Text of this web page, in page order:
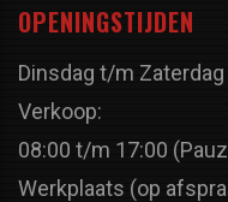
OPENINGSTIJDEN
Dinsdag t/m Zaterdag
Verkoop:
08:00 t/m 17:00
Werkplaats (op